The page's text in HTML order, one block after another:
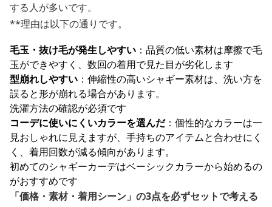
する人が多いです。
**理由は以下の通りです。
毛玉・抜け毛が発生しやすい ：品質の低い素材は摩擦で毛
玉ができやすく、数回の着用で見た目が劣化します
型崩れしやすい ：伸縮性の高いシャギー素材は、洗い方を
誤ると形が崩れる場合があります。
洗濯方法の確認が必須です
コーデに使いにくいカラーを選んだ：個性的なカラーは一
見おしゃれに見えますが、手持ちのアイテムと合わせにく
く、着用回数が減る傾向があります。
初めてのシャギーカーデはベーシックカラーから始めるの
がおすすめです
「価格・素材・着用シーン」の3点を必ずセットで考える